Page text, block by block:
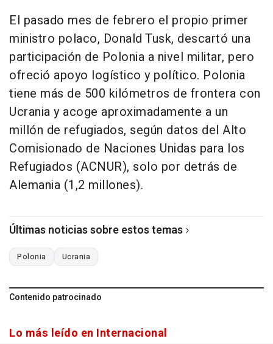
El pasado mes de febrero el propio primer
ministro polaco, Donald Tusk, descartó una
participación de Polonia a nivel militar, pero
ofreció apoyo logístico y político. Polonia
tiene más de 500 kilómetros de frontera con
Ucrania y acoge aproximadamente a un
millón de refugiados, según datos del Alto
Comisionado de Naciones Unidas para los
Refugiados (ACNUR), solo por detrás de
Alemania (1,2 millones).
Últimas noticias sobre estos temas
Polonia Ucrania
Contenido patrocinado
Lo más leído en Internacional